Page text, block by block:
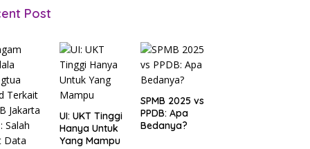
Post
UI: UKT Tinggi
Hanya Untuk
Yang Mampu
SPMB 2025 vs
PPDB: Apa
Bedanya?